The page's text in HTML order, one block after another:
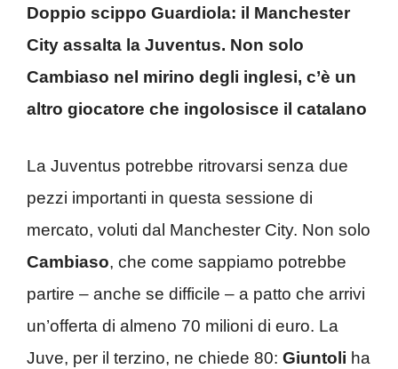
Doppio scippo Guardiola: il Manchester
City assalta la Juventus. Non solo
Cambiaso nel mirino degli inglesi, c’è un
altro giocatore che ingolosisce il catalano
La Juventus potrebbe ritrovarsi senza due
pezzi importanti in questa sessione di
mercato, voluti dal Manchester City. Non solo
Cambiaso, che come sappiamo potrebbe
partire – anche se difficile – a patto che arrivi
un’offerta di almeno 70 milioni di euro. La
Juve, per il terzino, ne chiede 80: Giuntoli ha